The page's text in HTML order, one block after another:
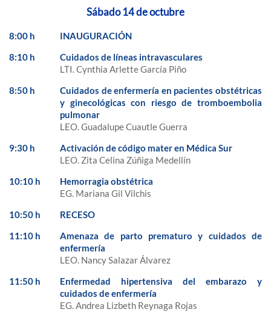
Sábado 14 de octubre
8:00 h
INAUGURACIÓN
8:10 h
Cuidados de líneas intravasculares
LTI. Cynthia Arlette García Piño
8:50 h
Cuidados de enfermería en pacientes obstétricas
y ginecológicas con riesgo de tromboembolia
pulmonar
LEO. Guadalupe Cuautle Guerra
9:30 h
Activación de código mater en Médica Sur
LEO. Zita Celina Zúñiga Medellín
10:10 h
Hemorragia obstétrica
EG. Mariana Gil Vilchis
10:50 h
RECESO
11:10 h
Amenaza de parto prematuro y cuidados de
enfermería
LEO. Nancy Salazar Álvarez
11:50 h
Enfermedad hipertensiva del embarazo y
cuidados de enfermería
EG. Andrea Lizbeth Reynaga Rojas